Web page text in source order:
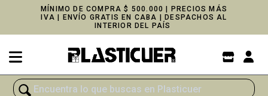
MÍNIMO DE COMPRA $ 500.000 | PRECIOS MÁS
IVA | ENVÍO GRATIS EN CABA | DESPACHOS AL
INTERIOR DEL PAÍS